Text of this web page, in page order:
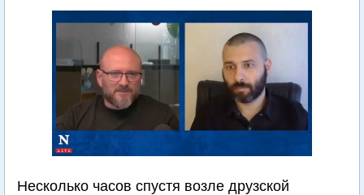
Несколько часов спустя возле друзской